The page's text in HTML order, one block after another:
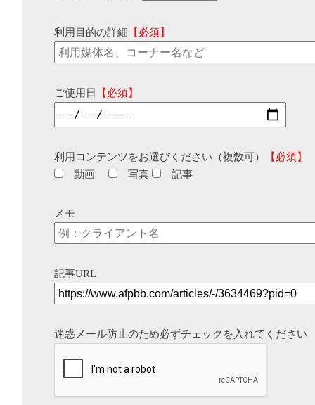
利用目的の詳細 【必須】
ご使用日 【必須】
利用コンテンツをお選びください（複数可）
【必須】
動画
写真 記事
メモ
記事URL
迷惑メール防止のため必ずチェックを入れてください